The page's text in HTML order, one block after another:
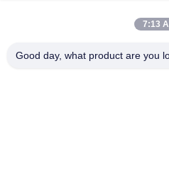
หมวดหมู่ยอดนิ
ตาข่ายกรอง
7:13
Good day, what product are you